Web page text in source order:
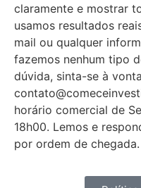
claramente e mostrar
usamos resultados
mail ou qualquer
fazemos nenhum tipo
dúvida, sinta-se à
horário comercial de
18h00. Lemos e
por ordem de chegada.